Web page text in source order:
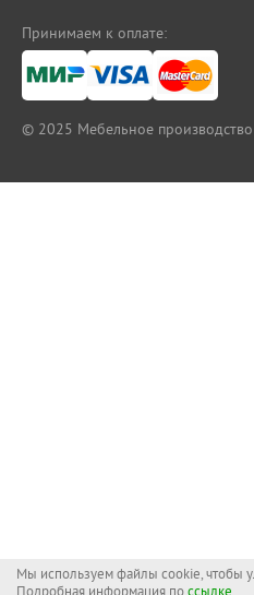
Принимаем к оплате:
© 2025 Мебельное
Мы используем файлы cookie, чтобы
Подробная информация поссылке